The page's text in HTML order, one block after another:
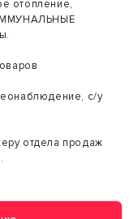
отопление,
с/у
отдела продаж